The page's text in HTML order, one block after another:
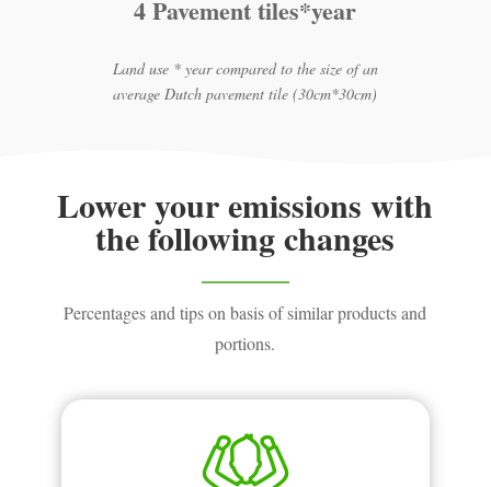
4 Pavement tiles*year
Land use * year compared to the size of an
average Dutch pavement tile (30cm*30cm)
Lower your emissions with
the following changes
Percentages and tips on basis of similar products and
portions.